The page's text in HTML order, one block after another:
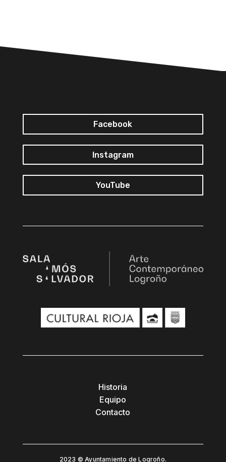
Facebook
Instagram
YouTube
Historia
Equipo
Contacto
2023 © Ayuntamiento de Logroño.